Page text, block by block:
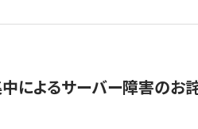
によるサーバー障害のお